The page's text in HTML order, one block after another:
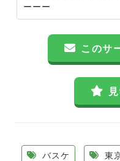
ーーー
このサ
バスケ 東